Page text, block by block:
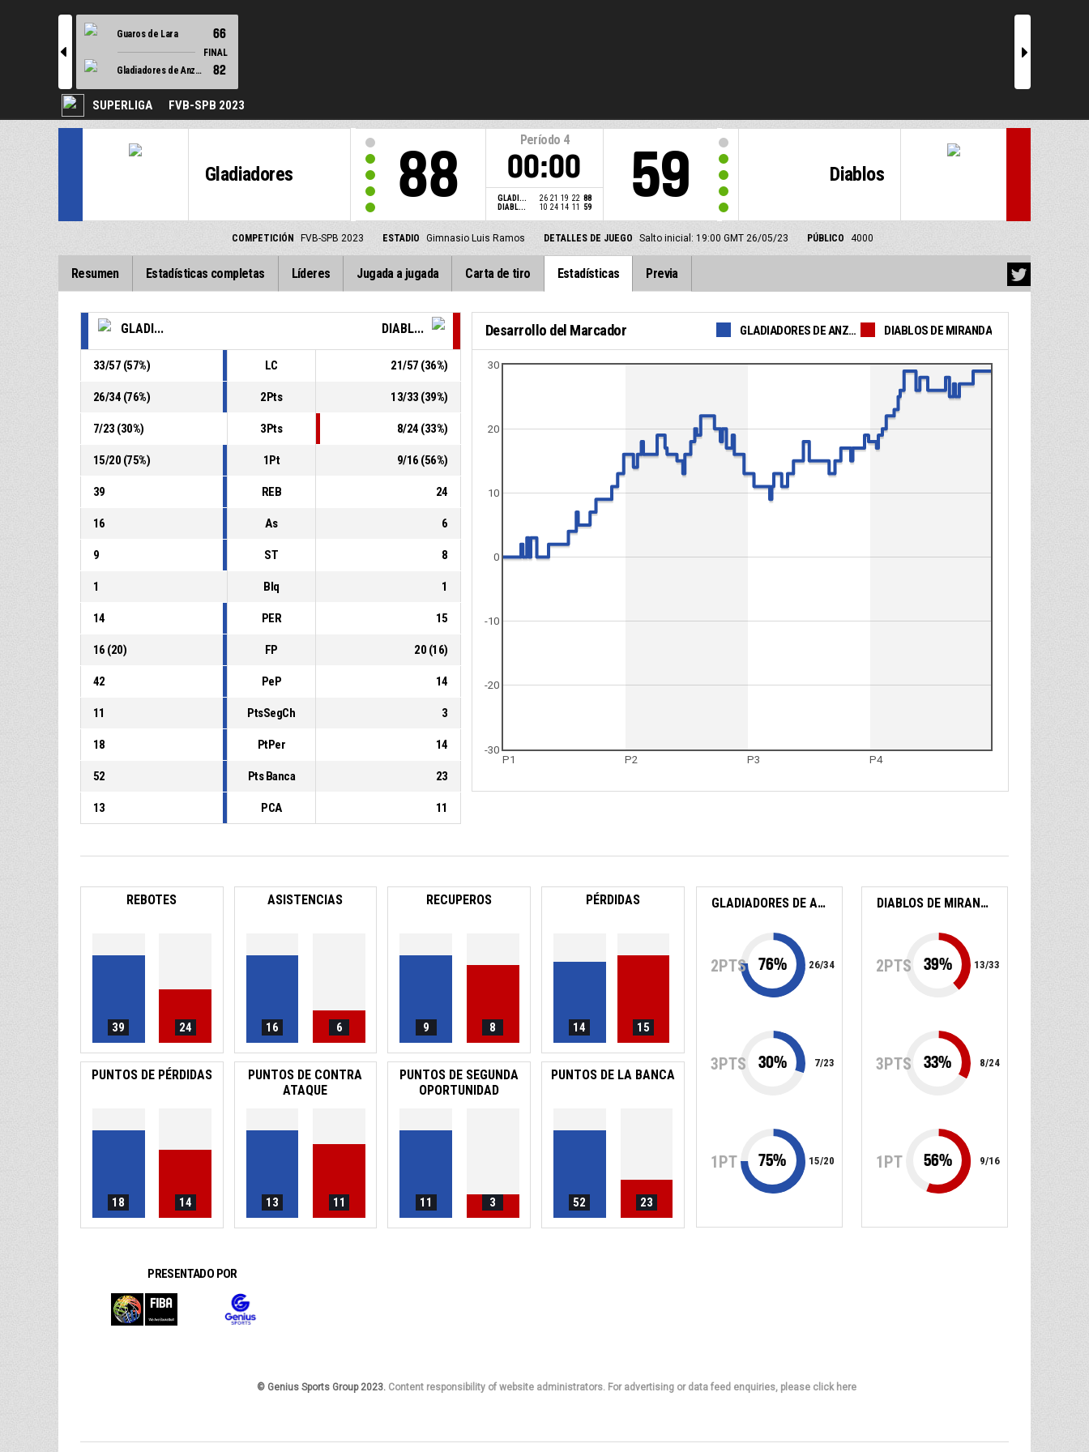
l
Guaros de Lara 66
FINAL
Gladiadores de Anzoategui
82
r
SUPERLIGA FVB-SPB 2023
Gladiadores 88
Período 4
00:00
GLADI... 26 21 19 22 88
DIABL...
10 24 14 11 59
Diablos
59
COMPETICIÓN FVB-SPB 2023 ESTADIO Gimnasio Luis Ramos DETALLES DE JUEGO Salto inicial: 19:00 GMT 26/05/23 PÚBLICO 4000
Resumen Estadísticas completas Líderes Jugada a jugada Carta de tiro Estadísticas Previa
GLADI... DIABL...
33/57 (57%) LC 21/57 (36%)
26/34 (76%) 2Pts 13/33 (39%)
7/23 (30%) 3Pts 8/24 (33%)
15/20 (75%) 1Pt 9/16 (56%)
39 REB 24
16 As 6
9 ST 8
1 Blq 1
14 PER 15
16 (20) FP 20 (16)
42 PeP 14
11 PtsSegCh 3
18 PtPer 14
52 Pts Banca 23
13 PCA 11
Desarrollo del Marcador GLADIADORES DE ANZOATEGUI DIABLOS DE MIRANDA
P1 P2 P3 P4
0
10
20
30
-30
-20
-10
REBOTES
39 24
ASISTENCIAS
16 6
RECUPEROS
9 8
PÉRDIDAS
14 15
PUNTOS DE PÉRDIDAS
18 14
PUNTOS DE CONTRA
ATAQUE
13 11
PUNTOS DE SEGUNDA
OPORTUNIDAD
11 3
PUNTOS DE LA BANCA
52 23
GLADIADORES DE ANZOATEGUI
2PTS 76% 26/34
3PTS 30% 7/23
1PT 75% 15/20
DIABLOS DE MIRANDA
2PTS 39% 13/33
3PTS 33% 8/24
1PT 56% 9/16
PRESENTADO POR
© Genius Sports Group 2023. Content responsibility of website administrators. For advertising or data feed enquiries, please click here